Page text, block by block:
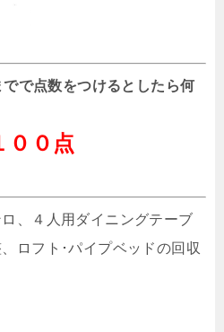
で点数をつけるとしたら何
００点
、４人用ダイニングテーブ
ロフト･パイプベッドの回収